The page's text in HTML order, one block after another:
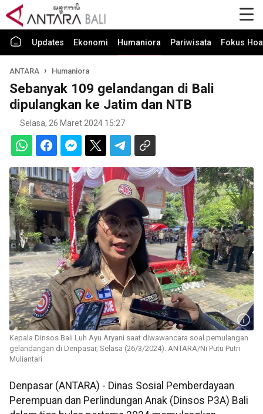
Updates Ekonomi Humaniora Pariwisata Fokus
ANTARA Humaniora
Sebanyak 109 gelandangan di Bali
dipulangkan ke Jatim dan NTB
Selasa, 26 Maret 2024 15:27
Kepala Dinsos Bali Luh Ayu Aryani saat diwawancara soal pemulangan
gelandangan di Denpasar, Selasa (26/3/2024). ANTARA/Ni Putu Putri
Muliantari
Denpasar (ANTARA) - Dinas Sosial Pemberdayaan
Perempuan dan Perlindungan Anak (Dinsos P3A) Bali